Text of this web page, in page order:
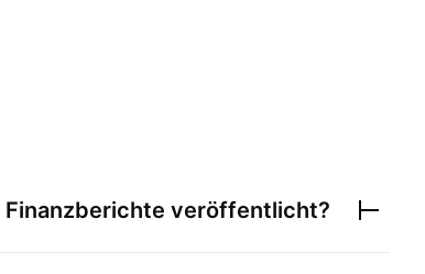
Finanzberichte veröffentlicht?